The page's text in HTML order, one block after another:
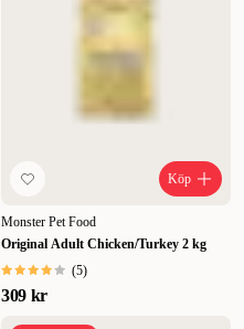
Köp
Monster Pet Food
Original Adult Chicken/Turkey 2 kg
(5)
309 kr